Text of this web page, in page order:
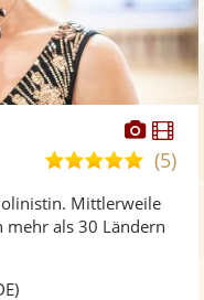
Fotos
5,0
5
(5)
Mittlerweile
als 30 Ländern